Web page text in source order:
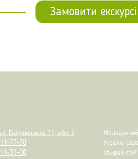
Замовити
Гайдамацька 11, офіс 7
77-70
31-00
Україну
обирай